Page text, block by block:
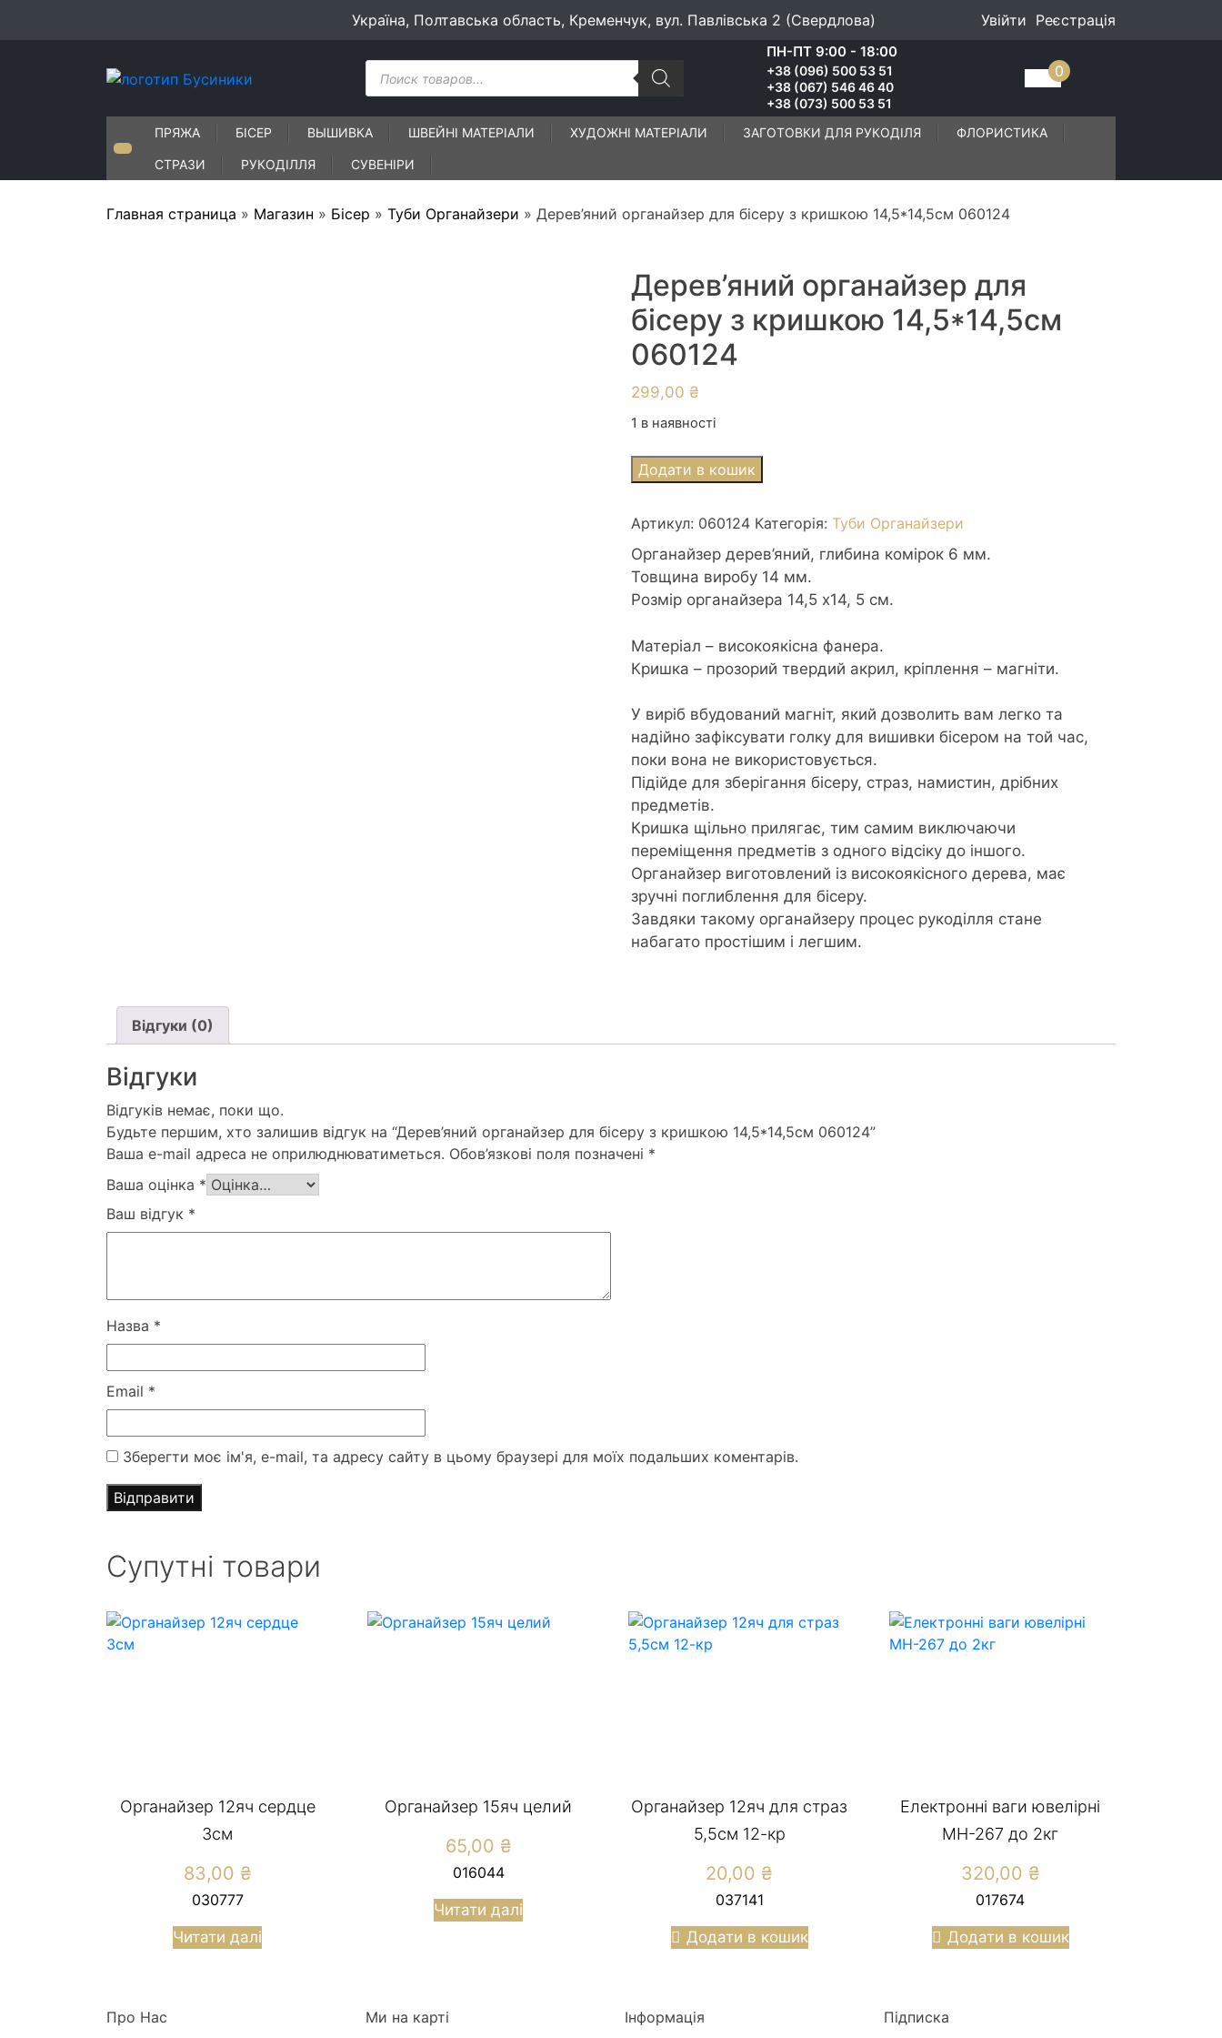
Україна, Полтавська область, Кременчук, вул. Павлівська 2 (Свердлова) Увійти Реєстрація
Пошук
товарів
ПН-ПТ 9:00 - 18:00
+38 (096) 500 53 51
+38 (067) 546 46 40
+38 (073) 500 53 51
0
ПРЯЖА БІСЕР ВЫШИВКА ШВЕЙНІ МАТЕРІАЛИ ХУДОЖНІ МАТЕРІАЛИ ЗАГОТОВКИ ДЛЯ РУКОДІЛЯ ФЛОРИСТИКА
СТРАЗИ РУКОДІЛЛЯ СУВЕНІРИ
Главная страница » Магазин » Бісер » Туби Органайзери » Дерев’яний органайзер для бісеру з кришкою 14,5*14,5см 060124
Дерев’яний органайзер для
бісеру з кришкою 14,5*14,5см
060124
299,00 ₴
1 в наявності
Дерев'яний
органайзер
бісеру
з
кришкою
14,5*14,5см
кількість
Додати в кошик
Артикул: 060124 Категорія: Туби Органайзери
Органайзер дерев’яний, глибина комірок 6 мм.
Товщина виробу 14 мм.
Розмір органайзера 14,5 х14, 5 см.
Матеріал – високоякісна фанера.
Кришка – прозорий твердий акрил, кріплення – магніти.
У виріб вбудований магніт, який дозволить вам легко та
надійно зафіксувати голку для вишивки бісером на той час,
поки вона не використовується.
Підійде для зберігання бісеру, страз, намистин, дрібних
предметів.
Кришка щільно прилягає, тим самим виключаючи
переміщення предметів з одного відсіку до іншого.
Органайзер виготовлений із високоякісного дерева, має
зручні поглиблення для бісеру.
Завдяки такому органайзеру процес рукоділля стане
набагато простішим і легшим.
Відгуки (0)
Відгуки
Відгуків немає, поки що.
Будьте першим, хто залишив відгук на “Дерев’яний органайзер для бісеру з кришкою 14,5*14,5см 060124”
Ваша e-mail адреса не оприлюднюватиметься. Обов’язкові поля позначені *
Ваша оцінка *
Ваш відгук *
Назва *
Email *
Зберегти моє ім'я, e-mail, та адресу сайту в цьому браузері для моїх подальших коментарів.
Супутні товари
Органайзер 12яч сердце
3см
83,00 ₴
030777
Читати далі
Органайзер 15яч целий
65,00 ₴
016044
Читати далі
Органайзер 12яч для страз
5,5см 12-кр
20,00 ₴
037141
Додати в кошик
Електронні ваги ювелірні
MH-267 до 2кг
320,00 ₴
017674
Додати в кошик
Про Нас Ми на карті Інформація Підписка